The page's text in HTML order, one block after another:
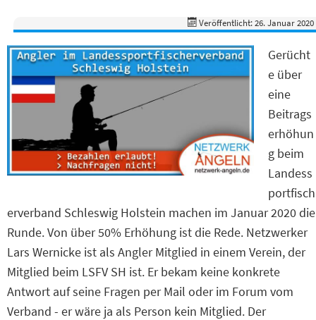
Veröffentlicht: 26. Januar 2020
Gerücht
e über
eine
Beitrags
erhöhun
g beim
Landess
portfisch
erverband Schleswig Holstein machen im Januar 2020 die
Runde. Von über 50% Erhöhung ist die Rede. Netzwerker
Lars Wernicke ist als Angler Mitglied in einem Verein, der
Mitglied beim LSFV SH ist. Er bekam keine konkrete
Antwort auf seine Fragen per Mail oder im Forum vom
Verband - er wäre ja als Person kein Mitglied. Der